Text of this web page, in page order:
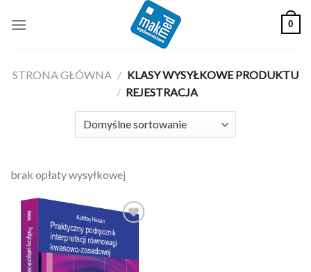
0
STRONA GŁÓWNA / KLASY WYSYŁKOWE PRODUKTU
/ REJESTRACJA
brak opłaty wysyłkowej